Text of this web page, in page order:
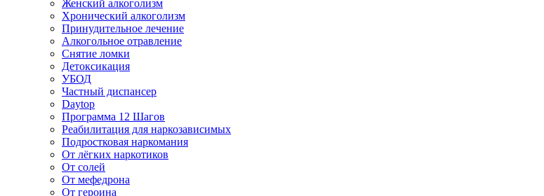
Женский алкоголизм
Хронический алкоголизм
Принудительное лечение
Алкогольное отравление
Снятие ломки
Детоксикация
УБОД
Частный диспансер
Daytop
Программа 12 Шагов
Реабилитация для наркозависимых
Подростковая наркомания
От лёгких наркотиков
От солей
От мефедрона
От героина